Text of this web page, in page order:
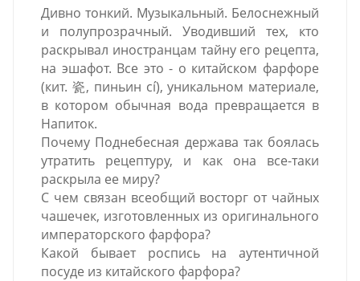
Дивно тонкий. Музыкальный. Белоснежный
и полупрозрачный. Уводивший тех, кто
раскрывал иностранцам тайну его рецепта,
на эшафот. Все это - о китайском фарфоре
(кит. 瓷, пиньин cí), уникальном материале,
в котором обычная вода превращается в
Напиток.
Почему Поднебесная держава так боялась
утратить рецептуру, и как она все-таки
раскрыла ее миру?
С чем связан всеобщий восторг от чайных
чашечек, изготовленных из оригинального
императорского фарфора?
Какой бывает роспись на аутентичной
посуде из китайского фарфора?